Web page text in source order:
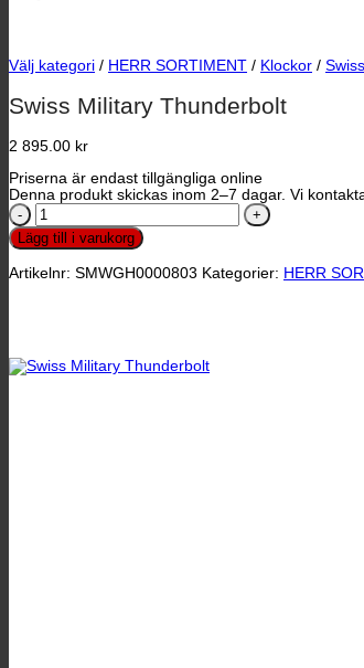
Välj kategori / HERR SORTIMENT / Klockor /
Swiss Military Thunderbolt
2 895.00 kr
Priserna är endast tillgängliga online
Denna produkt skickas inom 2–7 dagar. Vi
Swiss
Military
Thunderbolt
Lägg till i varukorg
Artikelnr: SMWGH0000803 Kategorier: HERR